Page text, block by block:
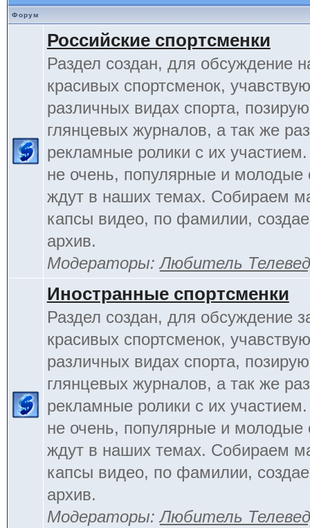
Форум
Российские спортсменки
Раздел создан, для обсуждение
красивых спортсменок,
различных видах спорта,
глянцевых журналов, а так же
рекламные ролики с их
не очень, популярные и молодые
ждут в наших темах. Собираем
капсы видео, по фамилии,
архив.
Модераторы:Любитель
Иностранные спортсменки
Раздел создан, для обсуждение
красивых спортсменок,
различных видах спорта,
глянцевых журналов, а так же
рекламные ролики с их
не очень, популярные и молодые
ждут в наших темах. Собираем
капсы видео, по фамилии,
архив.
Модераторы:Любитель